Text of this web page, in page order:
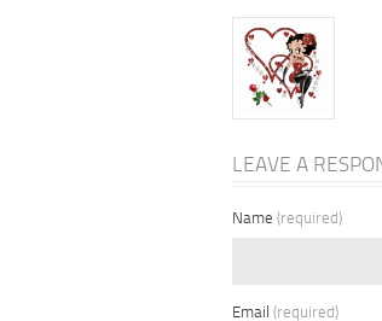
LEAVE A
Name (required)
Email (required)